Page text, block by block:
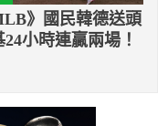
》國民韓德送頭
24小時連贏兩場！